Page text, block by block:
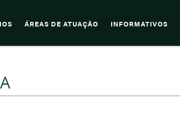
ÁREAS DE ATUAÇÃO INFORMATIVOS